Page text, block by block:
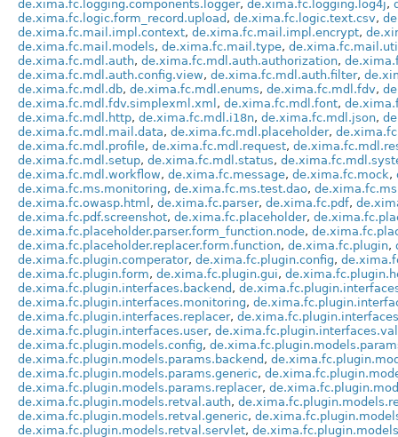
de.xima.fc.logging.components.logger, de.xima.fc.logging.log4j,
de.xima.fc.logic.form_record.upload , de.xima.fc.logic.text.csv,
de.xima.fc.mail.impl.context, de.xima.fc.mail.impl.encrypt,
de.xima.fc.mail.models, de.xima.fc.mail.type,
de.xima.fc.mdl.auth, de.xima.fc.mdl.auth.authorization,
de.xima.fc.mdl.auth.config.view, de.xima.fc.mdl.auth.filter,
de.xima.fc.mdl.db, de.xima.fc.mdl.enums, de.xima.fc.mdl.fdv,
de.xima.fc.mdl.fdv.simplexml.xml , de.xima.fc.mdl.font,
de.xima.fc.mdl.http, de.xima.fc.mdl.i18n, de.xima.fc.mdl.json,
de.xima.fc.mdl.mail.data, de.xima.fc.mdl.placeholder,
de.xima.fc.mdl.profile, de.xima.fc.mdl.request,
de.xima.fc.mdl.setup, de.xima.fc.mdl.status,
de.xima.fc.mdl.workflow, de.xima.fc.message, de.xima.fc.mock,
de.xima.fc.ms.monitoring, de.xima.fc.ms.test.dao,
de.xima.fc.owasp.html , de.xima.fc.parser, de.xima.fc.pdf,
de.xima.fc.pdf.screenshot, de.xima.fc.placeholder,
de.xima.fc.placeholder.parser.form_function.node,
de.xima.fc.placeholder.replacer.form.function, de.xima.fc.plugin,
de.xima.fc.plugin.comperator, de.xima.fc.plugin.config,
de.xima.fc.plugin.form, de.xima.fc.plugin.gui,
de.xima.fc.plugin.interfaces.backend ,
de.xima.fc.plugin.interfaces.monitoring,
de.xima.fc.plugin.interfaces.replacer,
de.xima.fc.plugin.interfaces.user,
de.xima.fc.plugin.models.config,
de.xima.fc.plugin.models.params.backend ,
de.xima.fc.plugin.models.params.generic,
de.xima.fc.plugin.models.params.replacer,
de.xima.fc.plugin.models.retval.auth,
de.xima.fc.plugin.models.retval.generic,
de.xima.fc.plugin.models.retval.servlet,